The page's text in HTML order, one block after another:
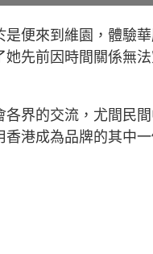
是便來到維園，體驗
她先前因時間關係無
各界的交流，尤間民
香港成為品牌的其中